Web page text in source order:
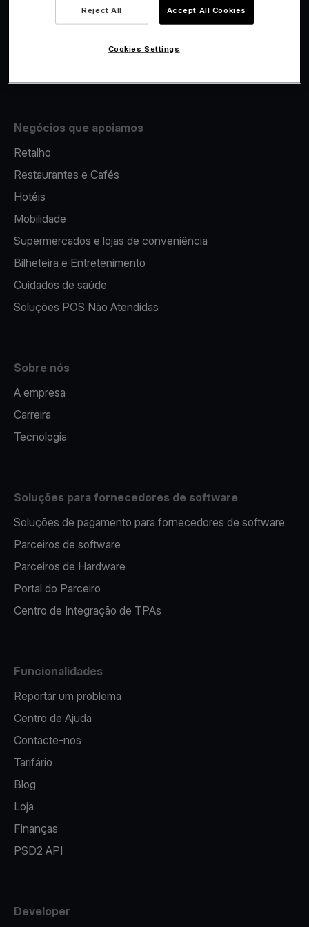
Fiscalidade
Negócios que apoiamos
Retalho
Restaurantes e Cafés
Hotéis
Mobilidade
Supermercados e lojas de conveniência
Bilheteira e Entretenimento
Cuidados de saúde
Soluções POS Não Atendidas
Sobre nós
A empresa
Carreira
Tecnologia
Soluções para fornecedores de software
Soluções de pagamento para fornecedores de software
Parceiros de software
Parceiros de Hardware
Portal do Parceiro
Centro de Integração de TPAs
Funcionalidades
Reportar um problema
Centro de Ajuda
Contacte-nos
Tarifário
Blog
Loja
Finanças
PSD2 API
Developer
Reject All Accept All Cookies
Cookies Settings